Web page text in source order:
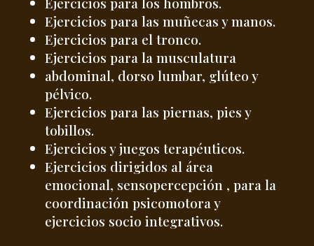
Ejercicios para las muñecas y manos.
Ejercicios para el tronco.
Ejercicios para la musculatura
abdominal, dorso lumbar, glúteo y
pélvico.
Ejercicios para las piernas, pies y
tobillos.
Ejercicios y juegos terapéuticos.
Ejercicios dirigidos al área
emocional, sensopercepción , para la
coordinación psicomotora y
ejercicios socio integrativos.